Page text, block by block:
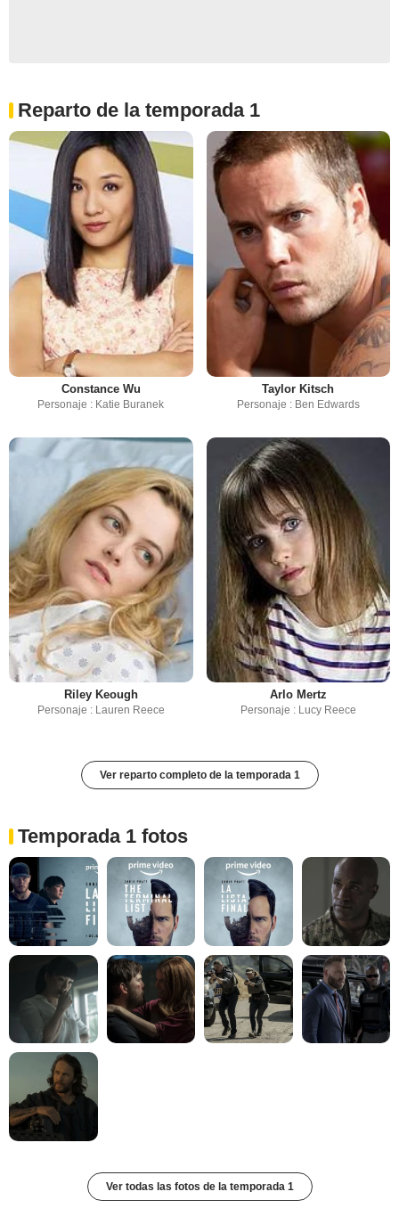
Reparto de la temporada 1
Constance Wu
Personaje : Katie Buranek
Taylor Kitsch
Personaje : Ben Edwards
Riley Keough
Personaje : Lauren Reece
Arlo Mertz
Personaje : Lucy Reece
Ver reparto completo de la temporada 1
Temporada 1 fotos
Ver todas las fotos de la temporada 1